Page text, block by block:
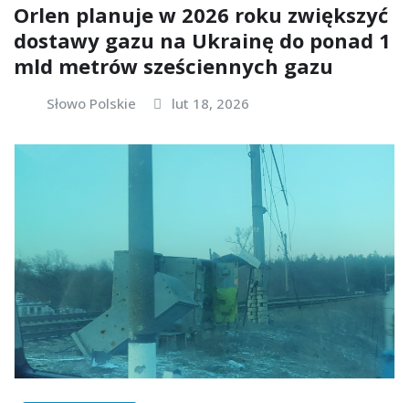
Orlen planuje w 2026 roku zwiększyć
dostawy gazu na Ukrainę do ponad 1
mld metrów sześciennych gazu
Słowo Polskie lut 18, 2026